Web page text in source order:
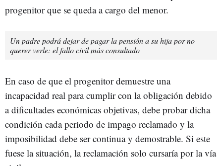
progenitor que se queda a cargo del menor.
Un padre podrá dejar de pagar la pensión a su hija por no
querer verle: el fallo civil más consultado
En caso de que el progenitor demuestre una
incapacidad real para cumplir con la obligación debido
a dificultades económicas objetivas, debe probar dicha
condición cada periodo de impago reclamado y la
imposibilidad debe ser continua y demostrable. Si este
fuese la situación, la reclamación solo cursaría por la vía